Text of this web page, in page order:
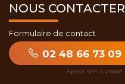
NOUS CONTACTER
Formulaire de contact
02 48 66 73 09